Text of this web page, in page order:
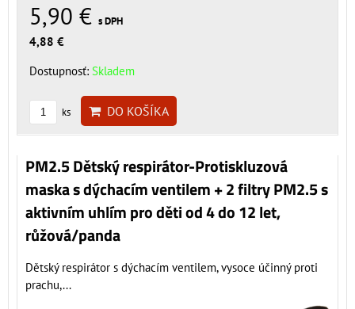
5,90 € s DPH
4,88 €
Dostupnosť: Skladem
ks DO KOŠÍKA
PM2.5 Dětský respirátor-Protiskluzová
maska s dýchacím ventilem + 2 filtry PM2.5 s
aktivním uhlím pro děti od 4 do 12 let,
růžová/panda
Dětský respirátor s dýchacím ventilem, vysoce účinný proti
prachu,...